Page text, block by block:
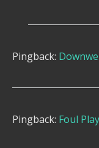
Pingback:
Pingback: Foul